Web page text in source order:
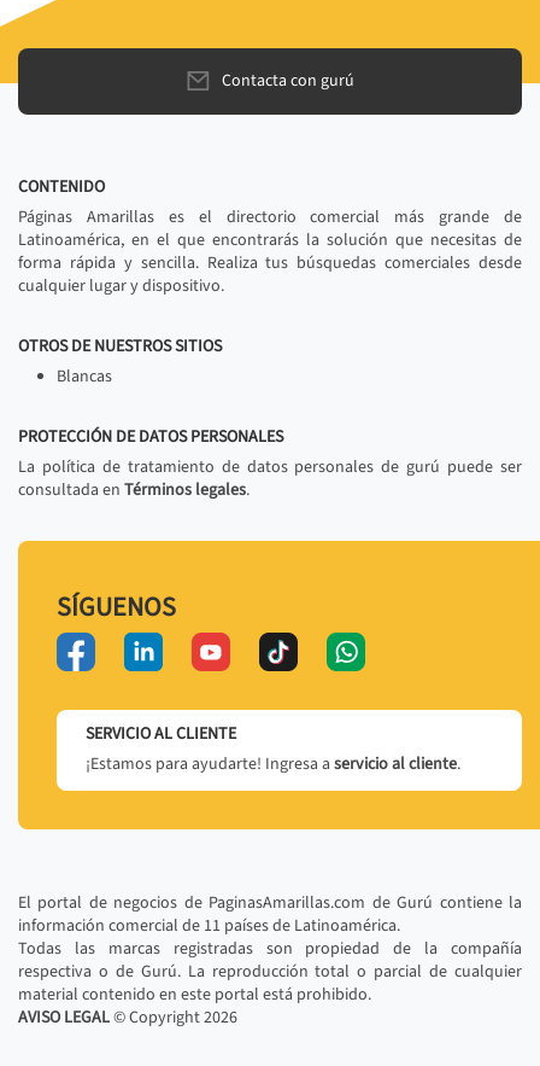
Contacta con gurú
CONTENIDO
Páginas Amarillas es el directorio comercial más grande de
Latinoamérica, en el que encontrarás la solución que necesitas de
forma rápida y sencilla. Realiza tus búsquedas comerciales desde
cualquier lugar y dispositivo.
OTROS DE NUESTROS SITIOS
Blancas
PROTECCIÓN DE DATOS PERSONALES
La política de tratamiento de datos personales de gurú puede ser
consultada en Términos legales.
SÍGUENOS
SERVICIO AL CLIENTE
¡Estamos para ayudarte! Ingresa a servicio al cliente.
El portal de negocios de PaginasAmarillas.com de Gurú contiene la
información comercial de 11 países de Latinoamérica.
Todas las marcas registradas son propiedad de la compañía
respectiva o de Gurú. La reproducción total o parcial de cualquier
material contenido en este portal está prohibido.
AVISO LEGAL© Copyright2026